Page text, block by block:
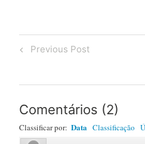
Post
Previous
Previous Post
Comentários (2)
Classificar por: Data Classificação